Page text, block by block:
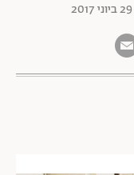
29 ביוני 2017